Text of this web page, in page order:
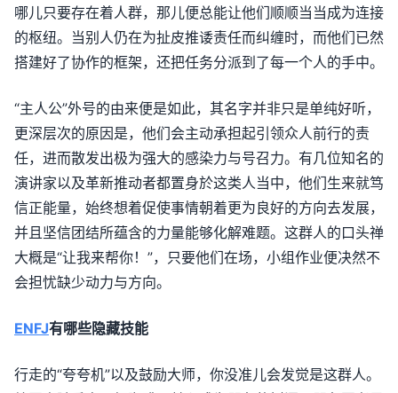
哪儿只要存在着人群，那儿便总能让他们顺顺当当成为连接
的枢纽。当别人仍在为扯皮推诿责任而纠缠时，而他们已然
搭建好了协作的框架，还把任务分派到了每一个人的手中。
“主人公”外号的由来便是如此，其名字并非只是单纯好听，
更深层次的原因是，他们会主动承担起引领众人前行的责
任，进而散发出极为强大的感染力与号召力。有几位知名的
演讲家以及革新推动者都置身於这类人当中，他们生来就笃
信正能量，始终想着促使事情朝着更为良好的方向去发展，
并且坚信团结所蕴含的力量能够化解难题。这群人的口头禅
大概是“让我来帮你！”，只要他们在场，小组作业便决然不
会担忧缺少动力与方向。
ENFJ有哪些隐藏技能
行走的“夸夸机”以及鼓励大师，你没准儿会发觉是这群人。